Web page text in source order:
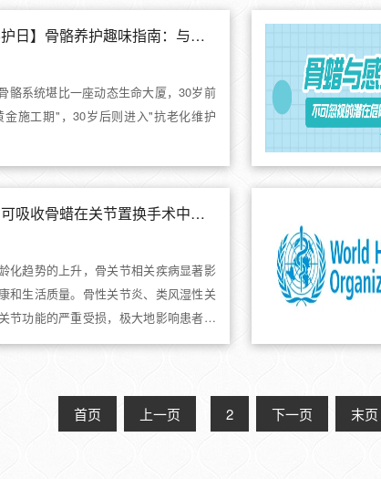
【全民骨骼养护日】骨骼养护趣味指南：与你的206位"钢铁战友"对话
骼系统堪比一座动态生命大厦，30岁前
金施工期"，30岁后则进入"抗老化维护
【文献综读】可吸收骨蜡在关节置换手术中的应用优势
化趋势的上升，骨关节相关疾病显著影
和生活质量。骨性关节炎、类风湿性关
节功能的严重受损，极大地影响患者的
首页 上一页 2 下一页 末页